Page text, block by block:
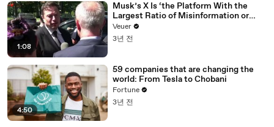
1:08
Musk’s X Is ‘the Platform With the
Largest Ratio of Misinformation or
Disinformation’ Amongst All Social
Media Platforms
Veuer
3년 전
4:50
59 companies that are changing the
world: From Tesla to Chobani
Fortune
3년 전